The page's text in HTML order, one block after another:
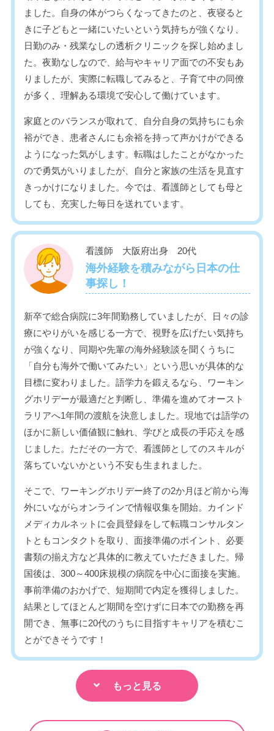
ました。自身の体がつらくなってきたのと、夜寝ると
きに子どもと一緒にいたいという気持ちが強くなり、
日勤のみ・残業なしの透析クリニックを探し始めまし
た。夜勤なしなので、給与やキャリア面での不安もあ
りましたが、実際に転職してみると、子育て中の同僚
が多く、理解ある環境で安心して働けています。
家庭とのバランスが取れて、自分自身の気持ちにも余
裕ができ、患者さんにも余裕を持って声かけができる
ようになった気がします。転職はしたことがなかった
ので勇気がいりましたが、自分と家族の生活を見直す
きっかけになりました。今では、看護師としても母と
しても、充実した毎日を送れています。
看護師 大阪府出身 20代
海外経験を積みながら日本の仕
事探し！
新卒で総合病院に3年間勤務していましたが、日々の診
療にやりがいを感じる一方で、視野を広げたい気持ち
が強くなり、同期や先輩の海外経験談を聞くうちに
「自分も海外で働いてみたい」という思いが具体的な
目標に変わりました。語学力を鍛えるなら、ワーキン
グホリデーが最適だと判断し、準備を進めてオースト
ラリアへ1年間の渡航を決意しました。現地では語学の
ほかに新しい価値観に触れ、学びと成長の手応えを感
じました。ただその一方で、看護師としてのスキルが
落ちていないかという不安も生まれました。
そこで、ワーキングホリデー終了の2か月ほど前から海
外にいながらオンラインで情報収集を開始。カインド
メディカルネットに会員登録をして転職コンサルタン
トともコンタクトを取り、面接準備のポイント、必要
書類の揃え方など具体的に教えていただきました。帰
国後は、300～400床規模の病院を中心に面接を実施。
事前準備のおかげで、短期間で内定を獲得しました。
結果としてほとんど期間を空けずに日本での勤務を再
開でき、無事に20代のうちに目指すキャリアを積むこ
とができそうです！
もっと見る